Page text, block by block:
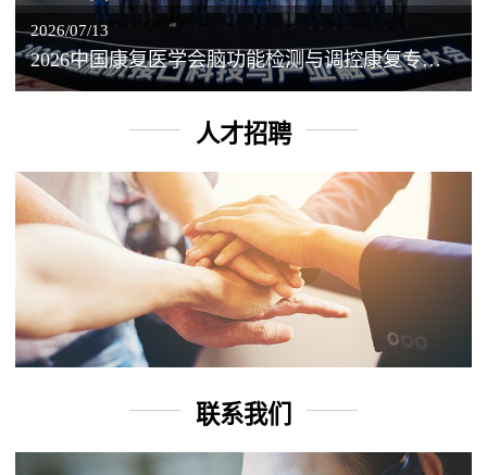
2026/07/13
2026中国康复医学会脑功能检测与调控康复专业委员会学术年会丨脑客中国：脑机接口——EEG驱动TMS闭环调控工作坊
人才招聘
联系我们